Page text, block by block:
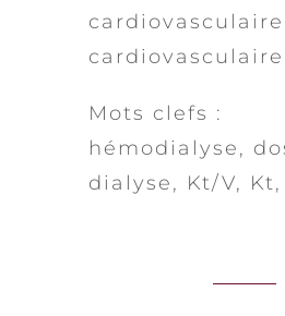
Mots clefs :
hémodialyse,
dialyse, Kt/V,